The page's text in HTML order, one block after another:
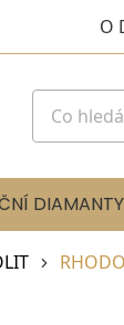
O
DIAMANTY